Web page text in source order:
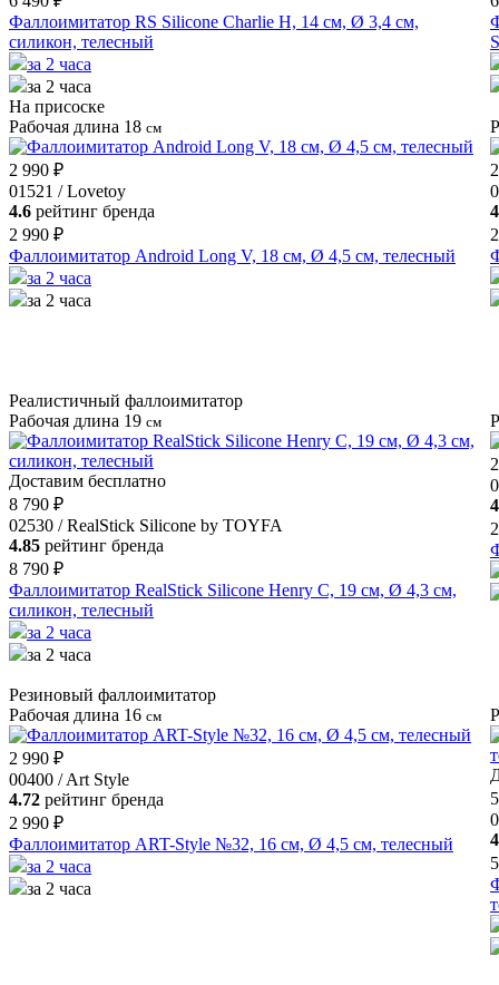
Фаллоимитатор RS Silicone Charlie H, 14 см, Ø 3,4 см,
силикон, телесный
за 2 часа
за 2 часа
На присоске
Рабочая длина 18 см
2 990 ₽
01521 / Lovetoy
4.6 рейтинг бренда
2 990 ₽
Фаллоимитатор Android Long V, 18 см, Ø 4,5 см, телесный
за 2 часа
за 2 часа
Реалистичный фаллоимитатор
Рабочая длина 19 см
Доставим бесплатно
8 790 ₽
02530 / RealStick Silicone by TOYFA
4.85 рейтинг бренда
8 790 ₽
Фаллоимитатор RealStick Silicone Henry C, 19 см, Ø 4,3 см,
силикон, телесный
за 2 часа
за 2 часа
Резиновый фаллоимитатор
Рабочая длина 16 см
2 990 ₽
00400 / Art Style
4.72 рейтинг бренда
2 990 ₽
Фаллоимитатор ART-Style №32, 16 см, Ø 4,5 см, телесный
за 2 часа
за 2 часа